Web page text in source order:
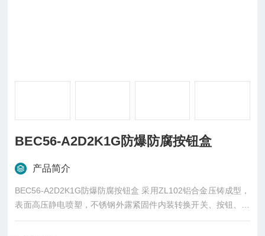
BEC56-A2D2K1G防爆防腐按钮盒
产品简介
BEC56-A2D2K1G防爆防腐按钮盒 采用ZL102铝合金压铸成型，
表面高压静电喷塑，不锈钢外露紧固件内装转换开关、按钮、电
流表、指示灯转换开关有30多种功能可由用户自由选择开关操纵